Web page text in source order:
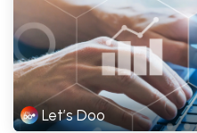
Let’s Doo